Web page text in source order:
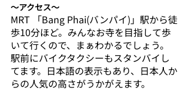
〜アクセス〜
MRT 「Bang Phai(バンパイ)」駅から徒
歩10分ほど。みんなお寺を目指して歩
いて行くので、まぁわかるでしょう。
駅前にバイクタクシーもスタンバイし
てます。日本語の表示もあり、日本人か
らの人気の高さがうかがえます。